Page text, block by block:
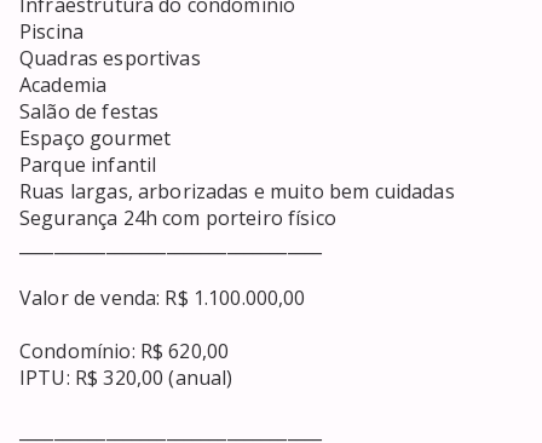
Piscina
Quadras esportivas
Academia
Salão de festas
Espaço gourmet
Parque infantil
Ruas largas, arborizadas e muito bem cuidadas
Segurança 24h com porteiro físico
Valor de venda: R$ 1.100.000,00
Condomínio: R$ 620,00
IPTU: R$ 320,00 (anual)